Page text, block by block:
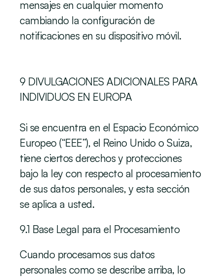
mensajes en cualquier momento
cambiando la configuración de
notificaciones en su dispositivo móvil.
9 DIVULGACIONES ADICIONALES PARA
INDIVIDUOS EN EUROPA
‍‍Si se encuentra en el Espacio Económico
Europeo (“EEE”), el Reino Unido o Suiza,
tiene ciertos derechos y protecciones
bajo la ley con respecto al procesamiento
de sus datos personales, y esta sección
se aplica a usted.
‍9.1 Base Legal para el Procesamiento
‍Cuando procesamos sus datos
personales como se describe arriba, lo